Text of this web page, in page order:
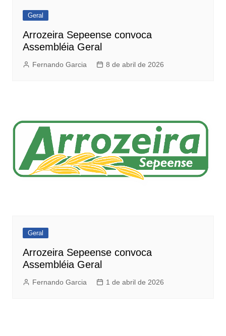
Geral
Arrozeira Sepeense convoca
Assembléia Geral
Fernando Garcia 8 de abril de 2026
Geral
Arrozeira Sepeense convoca
Assembléia Geral
Fernando Garcia 1 de abril de 2026